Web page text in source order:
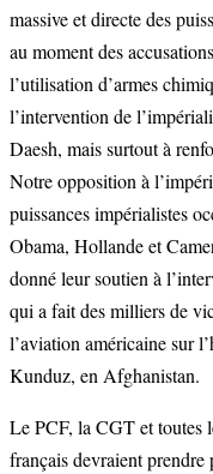
massive et directe des
au moment des
l’utilisation d’armes
l’intervention de
Daesh, mais surtout à
Notre opposition à
puissances impérialistes
Obama, Hollande et
donné leur soutien à
qui a fait des milliers de
l’aviation américaine sur
Kunduz, en Afghanistan.
Le PCF, la CGT et toutes
français devraient